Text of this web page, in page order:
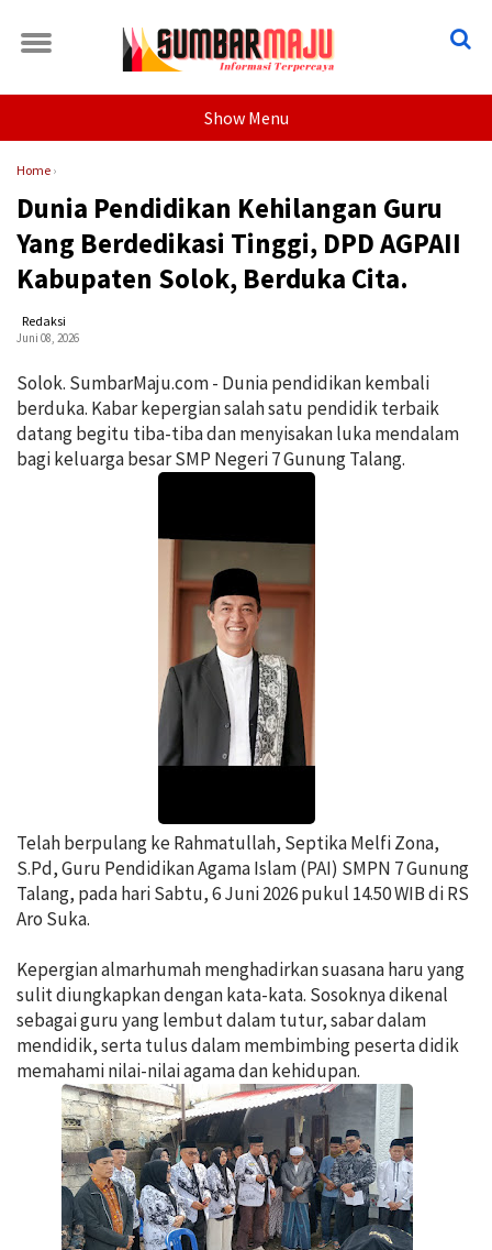
Show Menu
Home ›
Dunia Pendidikan Kehilangan Guru
Yang Berdedikasi Tinggi, DPD AGPAII
Kabupaten Solok, Berduka Cita.
Redaksi
Juni 08, 2026
Solok. SumbarMaju.com - Dunia pendidikan kembali
berduka. Kabar kepergian salah satu pendidik terbaik
datang begitu tiba-tiba dan menyisakan luka mendalam
bagi keluarga besar SMP Negeri 7 Gunung Talang.
Telah berpulang ke Rahmatullah, Septika Melfi Zona,
S.Pd, Guru Pendidikan Agama Islam (PAI) SMPN 7 Gunung
Talang, pada hari Sabtu, 6 Juni 2026 pukul 14.50 WIB di RS
Aro Suka.
Kepergian almarhumah menghadirkan suasana haru yang
sulit diungkapkan dengan kata-kata. Sosoknya dikenal
sebagai guru yang lembut dalam tutur, sabar dalam
mendidik, serta tulus dalam membimbing peserta didik
memahami nilai-nilai agama dan kehidupan.